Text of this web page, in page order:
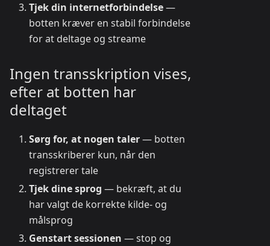
Tjek din internetforbindelse—
botten kræver en stabil forbindelse
for at deltage og streame
Ingen transskription vises,
efter at botten har
deltaget
Sørg for, at nogen taler— botten
transskriberer kun, når den
registrerer tale
Tjek dine sprog — bekræft, at du
har valgt de korrekte kilde- og
målsprog
Genstart sessionen — stop og